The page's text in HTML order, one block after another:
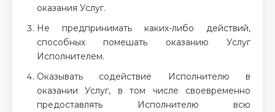
оказания Услуг.
Не предпринимать каких-либо действий,
способных помешать оказанию Услуг
Исполнителем.
Оказывать содействие Исполнителю в
оказании Услуг, в том числе своевременно
предоставлять Исполнителю всю